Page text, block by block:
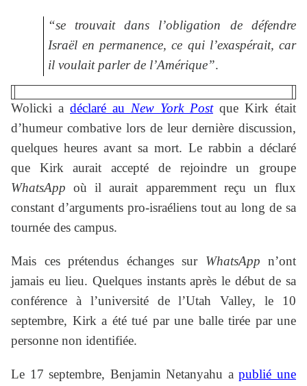
“se trouvait dans l’obligation de défendre
Israël en permanence, ce qui l’exaspérait, car
il voulait parler de l’Amérique”.
Wolicki a déclaré au New York Postque Kirk était
d’humeur combative lors de leur dernière discussion,
quelques heures avant sa mort. Le rabbin a déclaré
que Kirk aurait accepté de rejoindre un groupe
WhatsApp où il aurait apparemment reçu un flux
constant d’arguments pro-israéliens tout au long de sa
tournée des campus.
Mais ces prétendus échanges sur WhatsApp n’ont
jamais eu lieu. Quelques instants après le début de sa
conférence à l’université de l’Utah Valley, le 10
septembre, Kirk a été tué par une balle tirée par une
personne non identifiée.
Le 17 septembre, Benjamin Netanyahu apublié une